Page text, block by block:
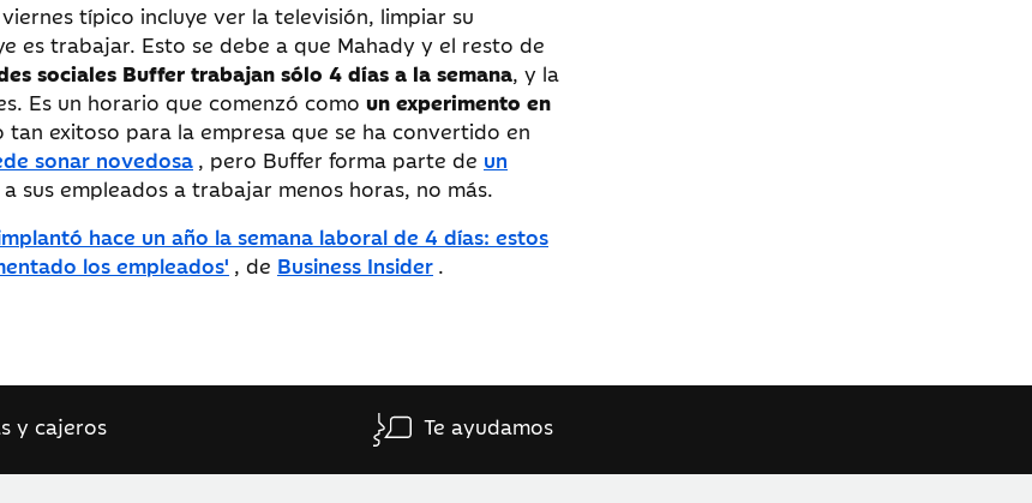
típico incluye ver la televisión, limpiar su
es trabajar. Esto se debe a que Mahady y el resto de
sociales Buffer trabajan sólo 4 días a la semana, y la
Es un horario que comenzó como un experimento en
tan exitoso para la empresa que se ha convertido en
sonar novedosa , pero Buffer forma parte de un
sus empleados a trabajar menos horas, no más.
hace un año la semana laboral de 4 días: estos
los empleados' , de Business Insider .
y cajeros Te ayudamos